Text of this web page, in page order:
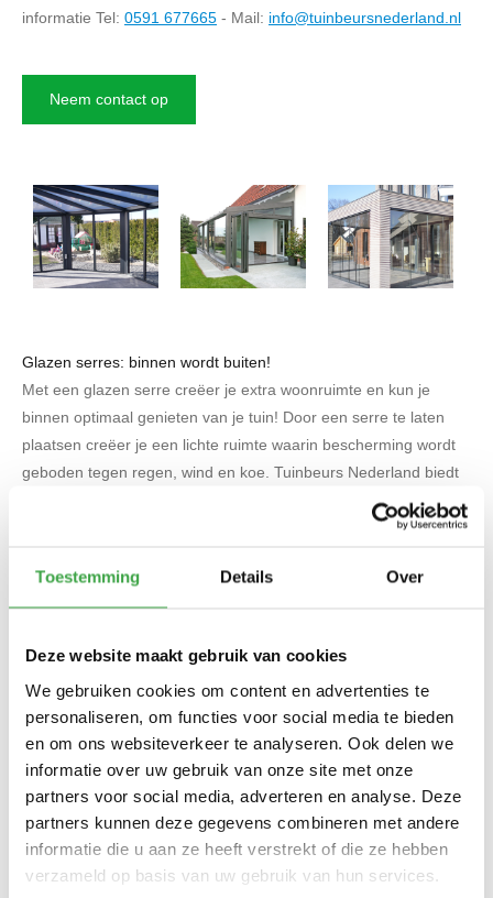
Toestemming Details Over
Deze website maakt gebruik van cookies
We gebruiken cookies om content en advertenties te
personaliseren, om functies voor social media te bieden
en om ons websiteverkeer te analyseren. Ook delen we
informatie over uw gebruik van onze site met onze
partners voor social media, adverteren en analyse. Deze
partners kunnen deze gegevens combineren met andere
informatie die u aan ze heeft verstrekt of die ze hebben
verzameld op basis van uw gebruik van hun services.
informatie Tel: 0591 677665 - Mail: info@tuinbeursnederland.nl
Neem contact op
Glazen serres: binnen wordt buiten!
Met een glazen serre creëer je extra woonruimte en kun je
binnen optimaal genieten van je tuin! Door een serre te laten
plaatsen creëer je een lichte ruimte waarin bescherming wordt
geboden tegen regen, wind en koe. Tuinbeurs Nederland biedt
een uiteenlopend assortiment aan tuinkamers en serres. Iedere
serre leveren we volledig op maat en naar uw persoonlijke
het hele jaar door van de tuin. Een tuinkamer zorgt voor extra
maken we iedere glazen serre op maat. Alles is mogelijk, gaat
jouw voorkeur uit naar een groot afdak of naar een kleine luifel?
Ook heb je de keuze uit dubbel- of enkel glas en vouw- of
schuifwanden.
Inspiratie & advies
Tuinbeurs Nederland helpt je graag tijdens jouw zoektocht naar